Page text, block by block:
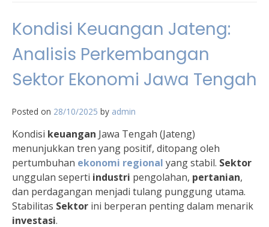
Kondisi Keuangan Jateng:
Analisis Perkembangan
Sektor Ekonomi Jawa Tengah
Posted on 28/10/2025 by admin
Kondisi keuangan Jawa Tengah (Jateng)
menunjukkan tren yang positif, ditopang oleh
pertumbuhan ekonomi regional yang stabil. Sektor
unggulan seperti industri pengolahan, pertanian,
dan perdagangan menjadi tulang punggung utama.
Stabilitas Sektor ini berperan penting dalam menarik
investasi.